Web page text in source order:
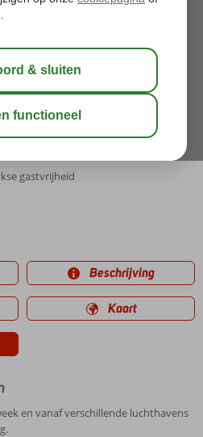
16 jaar
uitzicht over zee
gastvrijheid
Beschrijving
Kaart
en vanaf verschillende luchthavens